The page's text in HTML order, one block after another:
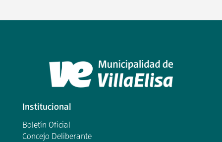
Institucional
Boletín Oficial
Concejo Deliberante